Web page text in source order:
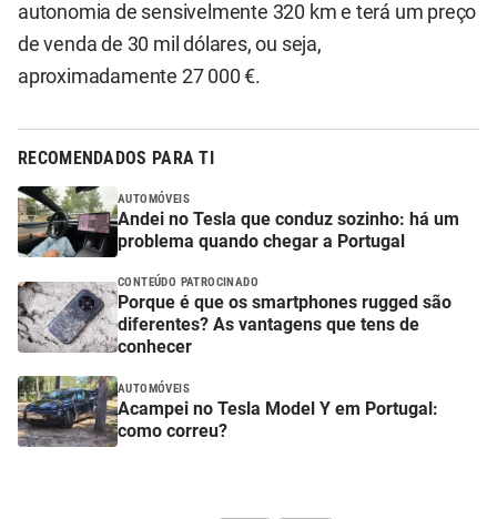
autonomia de sensivelmente 320 km e terá um preço
de venda de 30 mil dólares, ou seja,
aproximadamente 27 000 €.
RECOMENDADOS PARA TI
AUTOMÓVEIS
Andei no Tesla que conduz sozinho: há um
problema quando chegar a Portugal
CONTEÚDO PATROCINADO
Porque é que os smartphones rugged são
diferentes? As vantagens que tens de
conhecer
AUTOMÓVEIS
Acampei no Tesla Model Y em Portugal:
como correu?